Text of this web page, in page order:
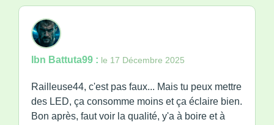
Ibn Battuta99 : le 17 Décembre 2025
Railleuse44, c'est pas faux... Mais tu peux mettre
des LED, ça consomme moins et ça éclaire bien.
Bon après, faut voir la qualité, y'a à boire et à